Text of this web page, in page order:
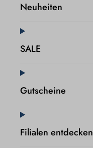
Neuheiten
SALE
Gutscheine
Filialen entdecken